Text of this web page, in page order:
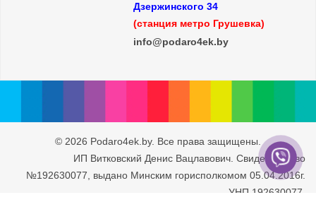
Дзержинского 34
(станция метро Грушевка)
info@podaro4ek.by
© 2026 Podaro4ek.by. Все права защищены.
ИП Витковский Денис Вацлавович. Свидетельство
№192630077, выдано Минским горисполкомом 05.04.2016г.
УНП 192630077.